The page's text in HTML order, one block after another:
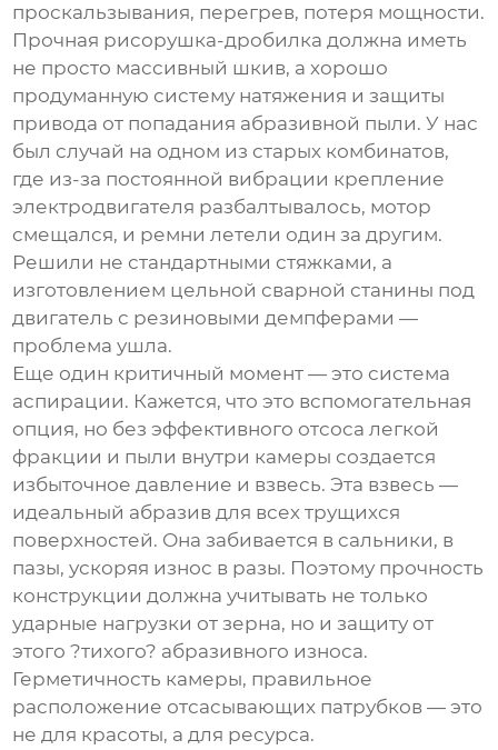
проскальзывания, перегрев, потеря мощности.
Прочная рисорушка-дробилка должна иметь
не просто массивный шкив, а хорошо
продуманную систему натяжения и защиты
привода от попадания абразивной пыли. У нас
был случай на одном из старых комбинатов,
где из-за постоянной вибрации крепление
электродвигателя разбалтывалось, мотор
смещался, и ремни летели один за другим.
Решили не стандартными стяжками, а
изготовлением цельной сварной станины под
двигатель с резиновыми демпферами —
проблема ушла.
Еще один критичный момент — это система
аспирации. Кажется, что это вспомогательная
опция, но без эффективного отсоса легкой
фракции и пыли внутри камеры создается
избыточное давление и взвесь. Эта взвесь —
идеальный абразив для всех трущихся
поверхностей. Она забивается в сальники, в
пазы, ускоряя износ в разы. Поэтому прочность
конструкции должна учитывать не только
ударные нагрузки от зерна, но и защиту от
этого ?тихого? абразивного износа.
Герметичность камеры, правильное
расположение отсасывающих патрубков — это
не для красоты, а для ресурса.